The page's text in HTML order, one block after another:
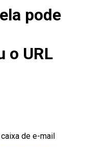
pode
o URL
de e-mail